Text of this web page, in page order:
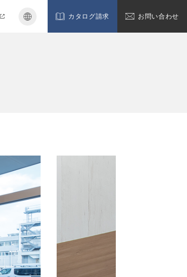
カタログ請求 お問い合わせ